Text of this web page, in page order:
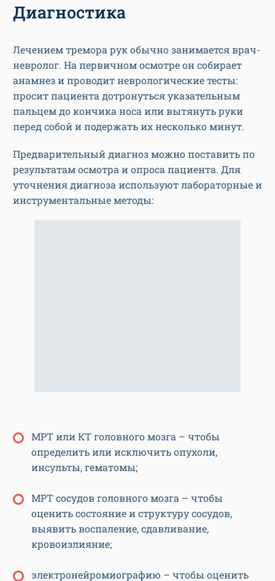
Диагностика
Лечением тремора рук обычно занимается врач-
невролог. На первичном осмотре он собирает
анамнез и проводит неврологические тесты:
просит пациента дотронуться указательным
пальцем до кончика носа или вытянуть руки
перед собой и подержать их несколько минут.
Предварительный диагноз можно поставить по
результатам осмотра и опроса пациента. Для
уточнения диагноза используют лабораторные и
инструментальные методы:
МРТ или КТ головного мозга – чтобы
определить или исключить опухоли,
инсульты, гематомы;
МРТ сосудов головного мозга – чтобы
оценить состояние и структуру сосудов,
выявить воспаление, сдавливание,
кровоизлияние;
электронейромиографию – чтобы оценить